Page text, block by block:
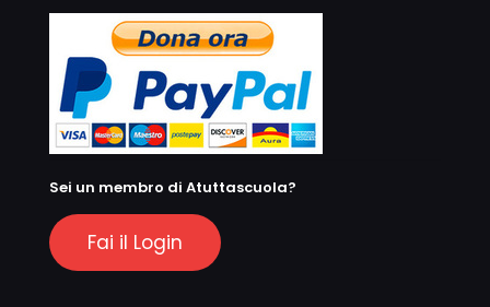
Sei un membro di Atuttascuola?
Fai il Login